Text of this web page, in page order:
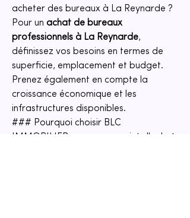
acheter des bureaux à La Reynarde ?
Pour un achat de bureaux
professionnels à La Reynarde,
définissez vos besoins en termes de
superficie, emplacement et budget.
Prenez également en compte la
croissance économique et les
infrastructures disponibles.
### Pourquoi choisir BLC
IMMOBILIER pour mon projet d'achat